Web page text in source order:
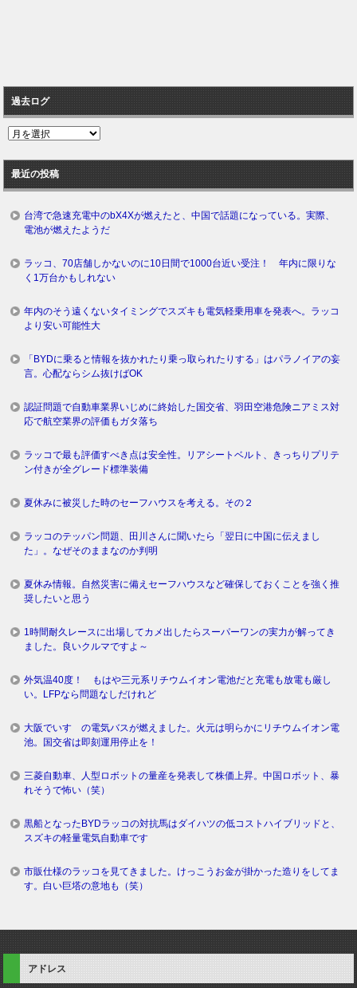
過去ログ
過
ロ
グ
最近の投稿
台湾で急速充電中のbX4Xが燃えたと、中国で話題になっている。実際、
電池が燃えたようだ
ラッコ、70店舗しかないのに10日間で1000台近い受注！ 年内に限りな
く1万台かもしれない
年内のそう遠くないタイミングでスズキも電気軽乗用車を発表へ。ラッコ
より安い可能性大
「BYDに乗ると情報を抜かれたり乗っ取られたりする」はパラノイアの妄
言。心配ならシム抜けばOK
認証問題で自動車業界いじめに終始した国交省、羽田空港危険ニアミス対
応で航空業界の評価もガタ落ち
ラッコで最も評価すべき点は安全性。リアシートベルト、きっちりプリテ
ン付きが全グレード標準装備
夏休みに被災した時のセーフハウスを考える。その２
ラッコのテッパン問題、田川さんに聞いたら「翌日に中国に伝えまし
た」。なぜそのままなのか判明
夏休み情報。自然災害に備えセーフハウスなど確保しておくことを強く推
奨したいと思う
1時間耐久レースに出場してカメ出したらスーパーワンの実力が解ってき
ました。良いクルマですよ～
外気温40度！ もはや三元系リチウムイオン電池だと充電も放電も厳し
い。LFPなら問題なしだけれど
大阪でいすゞの電気バスが燃えました。火元は明らかにリチウムイオン電
池。国交省は即刻運用停止を！
三菱自動車、人型ロボットの量産を発表して株価上昇。中国ロボット、暴
れそうで怖い（笑）
黒船となったBYDラッコの対抗馬はダイハツの低コストハイブリッドと、
スズキの軽量電気自動車です
市販仕様のラッコを見てきました。けっこうお金が掛かった造りをしてま
す。白い巨塔の意地も（笑）
アドレス